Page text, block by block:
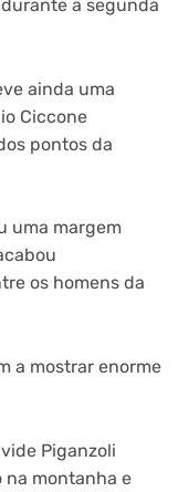
a segunda
ainda uma
Ciccone
pontos da
uma margem
os homens da
a mostrar enorme
Piganzoli
na montanha e